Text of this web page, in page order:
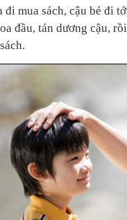
đi mua sách, cậu bé đi
đầu, tán dương cậu,